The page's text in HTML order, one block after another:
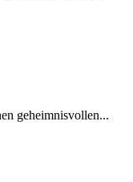
geheimnisvollen...